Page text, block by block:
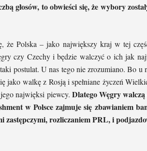
głosów, to obwieści się, że wybory
że Polska – jako największy kraj w tej
czy Czechy i będzie walczyć o ich jak
postulat. U nas tego nie zrozumiano. Bo u
jako walkę z Rosją i spełniane życzeń
najwięksi piewcy. Dlatego Węgry
w Polsce zajmuje się zbawianiem
zastępczymi, rozliczaniem PRL, i